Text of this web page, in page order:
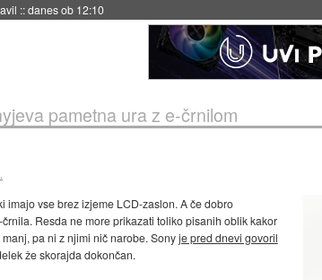
leti::danes ob 11:37
pametna ura z e-črnilom
vse brez izjeme LCD-zaslon. A če dobro
Resda ne more prikazati toliko pisanih oblik kakor
pa ni z njimi nič narobe. Sonyje pred dnevi govoril
že skorajda dokončan.